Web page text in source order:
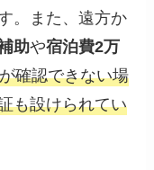
。また、遠方か
助や宿泊費2万
確認できない場
も設けられてい